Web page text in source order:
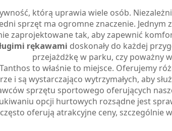
którą uprawia wiele osób.
sprzęt ma ogromne znaczenie.
zaprojektowane tak, aby zapewnić
rękawami doskonały do każdej
przejażdżkę w parku, czy poważny
to właśnie to miejsce. Oferujemy
i są wystarczająco wytrzymałych, aby
sprzętu sportowego oferujących
opcji hurtowych rozsądne jest
oferują atrakcyjne ceny, szczególnie